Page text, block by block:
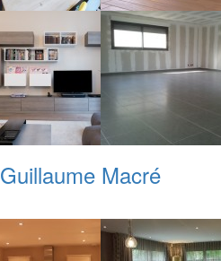
Guillaume Macré